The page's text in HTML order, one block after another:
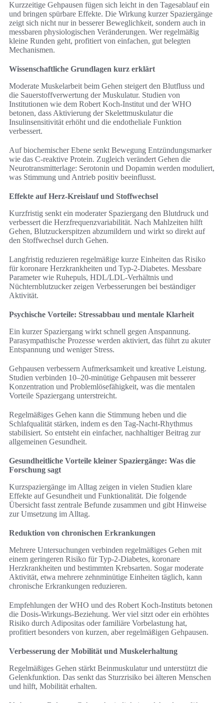
Kurzzeitige Gehpausen fügen sich leicht in den Tagesablauf ein
und bringen spürbare Effekte. Die Wirkung kurzer Spaziergänge
zeigt sich nicht nur in besserer Beweglichkeit, sondern auch in
messbaren physiologischen Veränderungen. Wer regelmäßig
kleine Runden geht, profitiert von einfachen, gut belegten
Mechanismen.
Wissenschaftliche Grundlagen kurz erklärt
Moderate Muskelarbeit beim Gehen steigert den Blutfluss und
die Sauerstoffverwertung der Muskulatur. Studien von
Institutionen wie dem Robert Koch-Institut und der WHO
betonen, dass Aktivierung der Skelettmuskulatur die
Insulinsensitivität erhöht und die endotheliale Funktion
verbessert.
Auf biochemischer Ebene senkt Bewegung Entzündungsmarker
wie das C-reaktive Protein. Zugleich verändert Gehen die
Neurotransmitterlage: Serotonin und Dopamin werden moduliert,
was Stimmung und Antrieb positiv beeinflusst.
Effekte auf Herz-Kreislauf und Stoffwechsel
Kurzfristig senkt ein moderater Spaziergang den Blutdruck und
verbessert die Herzfrequenzvariabilität. Nach Mahlzeiten hilft
Gehen, Blutzuckerspitzen abzumildern und wirkt so direkt auf
den Stoffwechsel durch Gehen.
Langfristig reduzieren regelmäßige kurze Einheiten das Risiko
für koronare Herzkrankheiten und Typ-2-Diabetes. Messbare
Parameter wie Ruhepuls, HDL/LDL-Verhältnis und
Nüchternblutzucker zeigen Verbesserungen bei beständiger
Aktivität.
Psychische Vorteile: Stressabbau und mentale Klarheit
Ein kurzer Spaziergang wirkt schnell gegen Anspannung.
Parasympathische Prozesse werden aktiviert, das führt zu akuter
Entspannung und weniger Stress.
Gehpausen verbessern Aufmerksamkeit und kreative Leistung.
Studien verbinden 10–20-minütige Gehpausen mit besserer
Konzentration und Problemlösefähigkeit, was die mentalen
Vorteile Spaziergang unterstreicht.
Regelmäßiges Gehen kann die Stimmung heben und die
Schlafqualität stärken, indem es den Tag-Nacht-Rhythmus
stabilisiert. So entsteht ein einfacher, nachhaltiger Beitrag zur
allgemeinen Gesundheit.
Gesundheitliche Vorteile kleiner Spaziergänge: Was die
Forschung sagt
Kurzspaziergänge im Alltag zeigen in vielen Studien klare
Effekte auf Gesundheit und Funktionalität. Die folgende
Übersicht fasst zentrale Befunde zusammen und gibt Hinweise
zur Umsetzung im Alltag.
Reduktion von chronischen Erkrankungen
Mehrere Untersuchungen verbinden regelmäßiges Gehen mit
einem geringeren Risiko für Typ‑2‑Diabetes, koronare
Herzkrankheiten und bestimmten Krebsarten. Sogar moderate
Aktivität, etwa mehrere zehnminütige Einheiten täglich, kann
chronische Erkrankungen reduzieren.
Empfehlungen der WHO und des Robert Koch‑Instituts betonen
die Dosis‑Wirkungs‑Beziehung. Wer viel sitzt oder ein erhöhtes
Risiko durch Adipositas oder familiäre Vorbelastung hat,
profitiert besonders von kurzen, aber regelmäßigen Gehpausen.
Verbesserung der Mobilität und Muskelerhaltung
Regelmäßiges Gehen stärkt Beinmuskulatur und unterstützt die
Gelenkfunktion. Das senkt das Sturzrisiko bei älteren Menschen
und hilft, Mobilität erhalten.